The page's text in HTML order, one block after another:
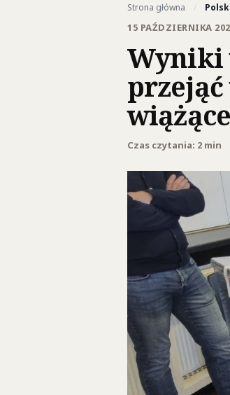
Strona główna /
15 PAŹDZIERNIKA
Wyniki
wiążące
Czas czytania: 2 min